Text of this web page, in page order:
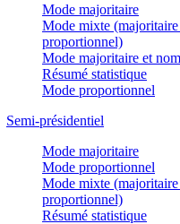
Mode majoritaire
Mode mixte (majoritaire
proportionnel)
Mode majoritaire et
Résumé statistique
Mode proportionnel
Semi-présidentiel
Mode majoritaire
Mode proportionnel
Mode mixte (majoritaire
proportionnel)
Résumé statistique